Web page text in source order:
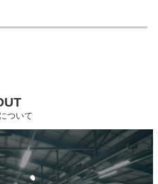
ついて